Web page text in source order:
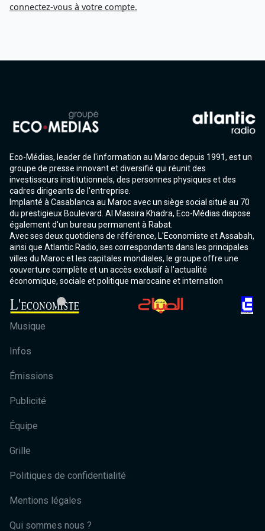
connectez-vous à votre compte.
Eco-Médias, leader de l'information au Maroc depuis 1991, est un
groupe de presse innovant et diversifié qui réunit des
investisseurs institutionnels, des personnes physiques et des
cadres dirigeants de l'entreprise.
Implanté à Casablanca au Maroc avec un siège social situé au 70
du prestigieux Boulevard. Al Massira Khadra, Eco-Médias dispose
également d'un bureau permanent à Rabat.
Avec ses deux quotidiens de référence, L'Economiste et Assabah,
ainsi que Atlantic Radio, ses correspondants dans les principales
villes du Maroc et les capitales mondiales, le groupe offre une
couverture complète et un accès exclusif à l'actualité
économique, sociale et politique marocaine et internation
Musique
Infos
Émissions
Publicité
Équipe
Grille
Politiques de confidentialité
Mentions légales
Qui sommes nous ?